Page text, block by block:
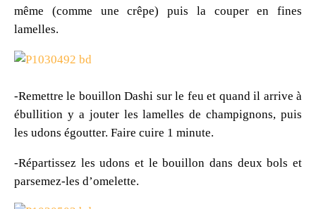
même (comme une crêpe) puis la couper en fines
lamelles.
-Remettre le bouillon Dashi sur le feu et quand il arrive à
ébullition y a jouter les lamelles de champignons, puis
les udons égoutter. Faire cuire 1 minute.
-Répartissez les udons et le bouillon dans deux bols et
parsemez-les d’omelette.